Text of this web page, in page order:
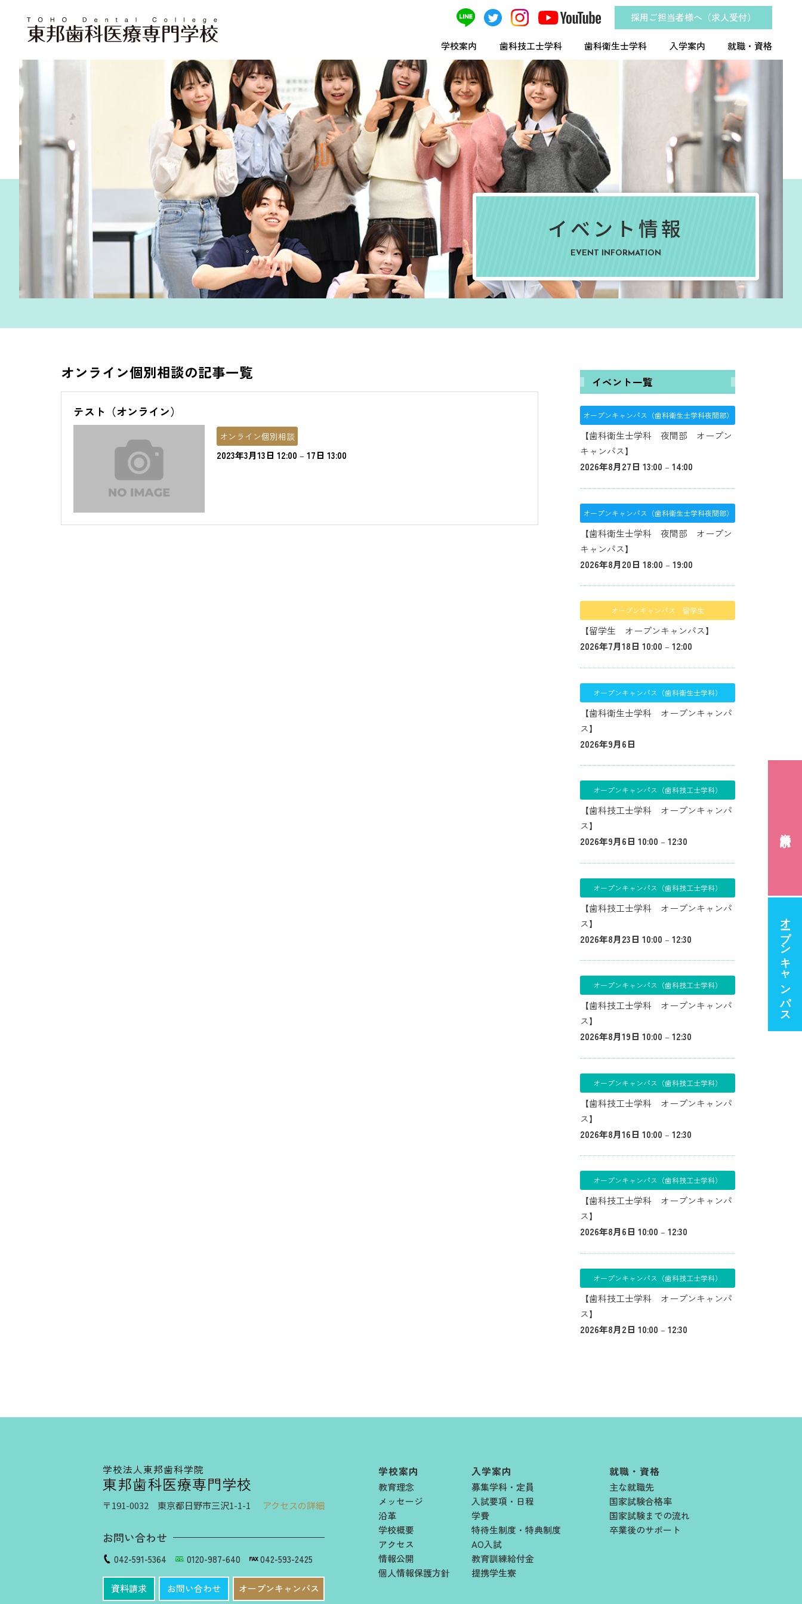
採用ご担当者様へ（求人受付）
学校案内 歯科技工士学科 歯科衛生士学科 入学案内 就職・資格
イベント情報
EVENT INFORMATION
オンライン個別相談の記事一覧
テスト（オンライン）
オンライン個別相談
2023年3月13日 12:00 – 17日 13:00
イベント一覧
オープンキャンパス（歯科衛生士学科夜間部）
【歯科衛生士学科 夜間部 オープン
キャンパス】
2026年8月27日 13:00 – 14:00
オープンキャンパス（歯科衛生士学科夜間部）
【歯科衛生士学科 夜間部 オープン
キャンパス】
2026年8月20日 18:00 – 19:00
オープンキャンパス 留学生
【留学生 オープンキャンパス】
2026年7月18日 10:00 – 12:00
オープンキャンパス（歯科衛生士学科）
【歯科衛生士学科 オープンキャンパ
ス】
2026年9月6日
オープンキャンパス（歯科技工士学科）
【歯科技工士学科 オープンキャンパ
ス】
2026年9月6日 10:00 – 12:30
オープンキャンパス（歯科技工士学科）
【歯科技工士学科 オープンキャンパ
ス】
2026年8月23日 10:00 – 12:30
オープンキャンパス（歯科技工士学科）
【歯科技工士学科 オープンキャンパ
ス】
2026年8月19日 10:00 – 12:30
オープンキャンパス（歯科技工士学科）
【歯科技工士学科 オープンキャンパ
ス】
2026年8月16日 10:00 – 12:30
オープンキャンパス（歯科技工士学科）
【歯科技工士学科 オープンキャンパ
ス】
2026年8月6日 10:00 – 12:30
オープンキャンパス（歯科技工士学科）
【歯科技工士学科 オープンキャンパ
ス】
2026年8月2日 10:00 – 12:30
学校法人東邦歯科学院
東邦歯科医療専門学校
〒191-0032 東京都日野市三沢1-1-1 アクセスの詳細
お問い合わせ
042-591-5364 0120-987-640 042-593-2425
資料請求 お問い合わせ オープンキャンパス
学校案内
教育理念
メッセージ
沿革
学校概要
アクセス
情報公開
個人情報保護方針
入学案内
募集学科・定員
入試要項・日程​
学費​
特待生制度・特典制度
AO入試
教育訓練給付金
提携学生寮
就職・資格
主な就職先
国家試験合格率
国家試験までの流れ
卒業後のサポート
オープンキャンパス